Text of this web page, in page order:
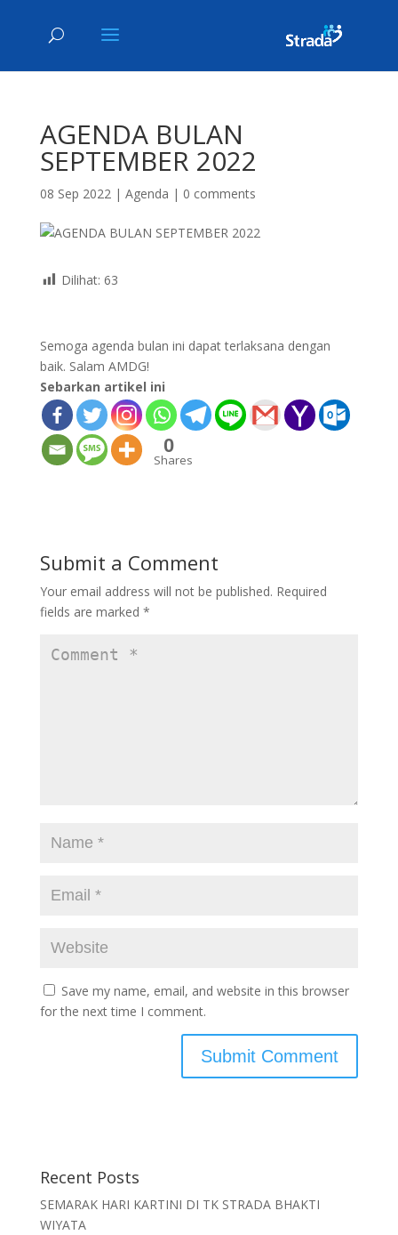
AGENDA BULAN
SEPTEMBER 2022
08 Sep 2022| Agenda | 0 comments
Dilihat: 63
Semoga agenda bulan ini dapat terlaksana dengan
baik. Salam AMDG!
Sebarkan artikel ini
0
Shares
Submit a Comment
Your email address will not be published. Required
fields are marked *
Save my name, email, and website in this browser
for the next time I comment.
Recent Posts
SEMARAK HARI KARTINI DI TK STRADA BHAKTI
WIYATA